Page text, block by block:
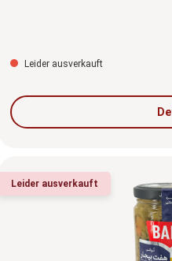
Leider ausverkauft
Leider ausverkauft